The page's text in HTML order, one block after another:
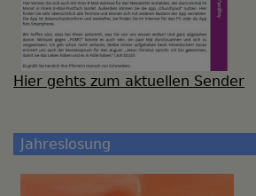
Hier gehts zum aktuellen Sender
Jahreslosung